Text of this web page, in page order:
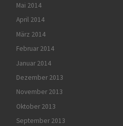
Mai 2014
April 2014
März 2014
Februar 2014
Januar 2014
Dezember 2013
November 2013
Oktober 2013
September 2013